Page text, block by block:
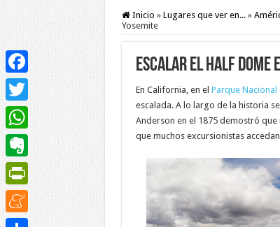
Inicio » Lugares que ver en... »
Yosemite
Escalar el Half Dome
En California, en el Parque Nacional
escalada. A lo largo de la historia
Anderson en el 1875 demostró que
que muchos excursionistas
Facebook
Twitter
WhatsApp
Evernote
PrintFriendly
Meneame